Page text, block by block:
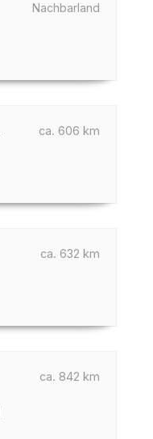
Nachbarland
ca. 606 km
ca. 632 km
ca. 842 km